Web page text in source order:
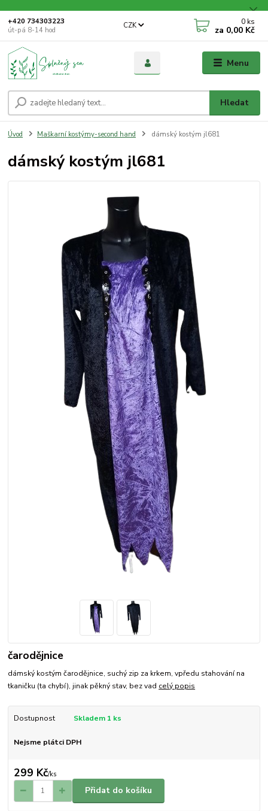
Menu
CZK
Hledat
+420 734303223
út-pá 8-14 hod
0 ks
za 0,00 Kč
Úvod Maškarní kostýmy-second hand dámský kostým jl681
dámský kostým jl681
čarodějnice
dámský kostým čarodějnice, suchý zip za krkem, vpředu stahování na
tkaničku (ta chybí), jinak pěkný stav, bez vad celý popis
Dostupnost Skladem 1 ks
Nejsme plátci DPH
299 Kč/ks
Přidat do košíku